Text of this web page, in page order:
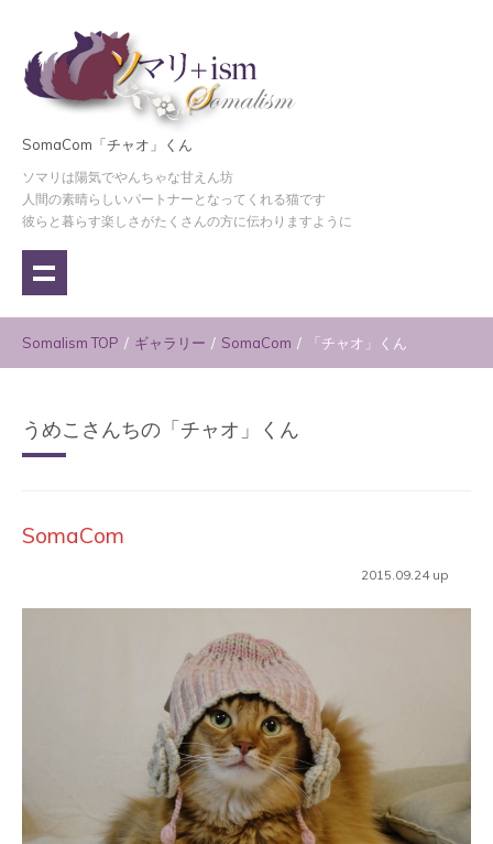
SomaCom「チャオ」くん
ソマリは陽気でやんちゃな甘えん坊
人間の素晴らしいパートナーとなってくれる猫です
彼らと暮らす楽しさがたくさんの方に伝わりますように
Somalism TOP / ギャラリー / SomaCom / 「チャオ」くん
うめこさんちの「チャオ」くん
SomaCom
2015.09.24 up